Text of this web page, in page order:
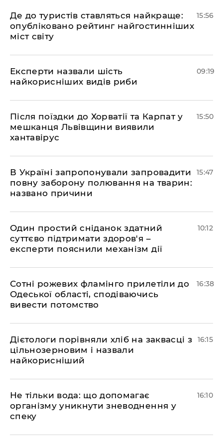
Де до туристів ставляться найкраще:
опубліковано рейтинг найгостинніших
міст світу
15:56
Експерти назвали шість
найкорисніших видів риби
09:19
Після поїздки до Хорватії та Карпат у
мешканця Львівщини виявили
хантавірус
15:50
В Україні запропонували запровадити
повну заборону полювання на тварин:
названо причини
15:47
Один простий сніданок здатний
суттєво підтримати здоров'я –
експерти пояснили механізм дії
10:12
Сотні рожевих фламінго прилетіли до
Одеської області, сподіваючись
вивести потомство
16:38
Дієтологи порівняли хліб на заквасці з
цільнозерновим і назвали
найкорисніший
16:15
Не тільки вода: що допомагає
організму уникнути зневоднення у
спеку
16:10